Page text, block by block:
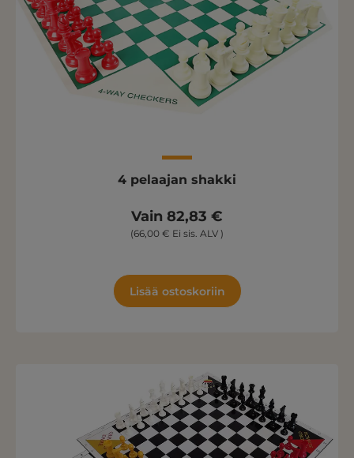
4 pelaajan shakki
Vain 82,83 €
(66,00 € Ei sis. ALV )
Lisää ostoskoriin